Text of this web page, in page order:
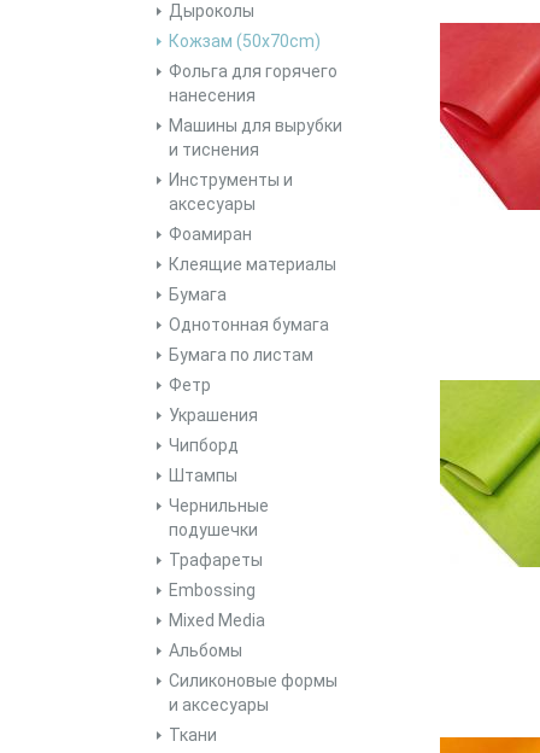
Дыроколы
Кожзам (50x70cm)
Фольга для горячего
нанесения
Машины для вырубки
и тиснения
Инструменты и
аксесуары
Фоамиран
Клеящие материалы
Бумага
Однотонная бумага
Бумага по листам
Фетр
Украшения
Чипборд
Штампы
Чернильные
подушечки
Трафареты
Embossing
Mixed Media
Альбомы
Силиконовые формы
и аксесуары
Ткани